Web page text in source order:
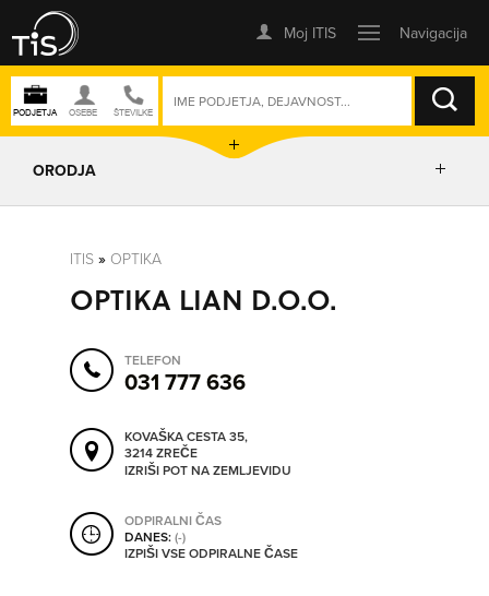
ISKANJE
ORODJA
POSLOVNE ENOTE
IZRIŠI POT
POŠLJI SMS
ITIS » OPTIKA
OPTIKA LIAN D.O.O.
TELEFON
031 777 636
KOVAŠKA CESTA 35,
3214 ZREČE
IZRIŠI POT NA ZEMLJEVIDU
ODPIRALNI ČAS
DANES:(-)
IZPIŠI VSE ODPIRALNE ČASE